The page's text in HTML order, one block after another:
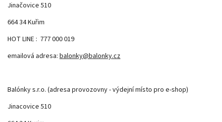
Jinačovice 510
664 34 Kuřim
HOT LINE : 777 000 019
emailová adresa: balonky@balonky.cz
Balónky s.r.o. (adresa provozovny - výdejní místo pro e-shop)
Jinacovice 510